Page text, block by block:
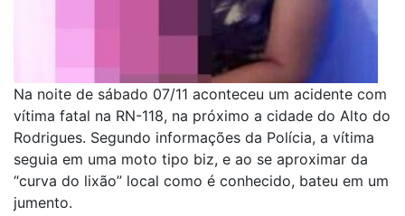
Na noite de sábado 07/11 aconteceu um acidente com
vítima fatal na RN-118, na próximo a cidade do Alto do
Rodrigues. Segundo informações da Polícia, a vítima
seguia em uma moto tipo biz, e ao se aproximar da
“curva do lixão” local como é conhecido, bateu em um
jumento.